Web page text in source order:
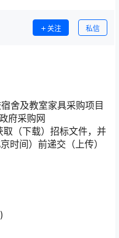
关注 私信
况
舍及教室家具采购项目
府采购网
（下载）招标文件，并
间）前递交（上传）